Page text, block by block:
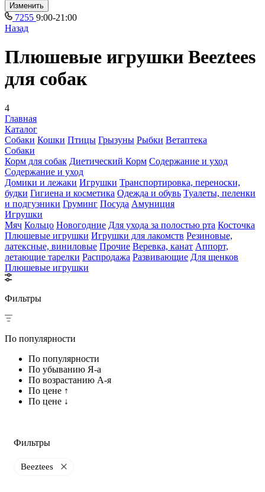
Изменить
7255 9:00-21:00
Назад
Плюшевые игрушки Beeztees
для собак
4
Главная
Каталог
Собаки Кошки Птицы Грызуны Рыбки Ветаптека
Собаки
Корм для собак Диетический Корм Содержание и уход
Содержание и уход
Домики и лежаки Игрушки Транспортировка, переноски,
будки Гигиена и косметика Одежда и обувь Туалеты, пеленки
и подгузники Груминг Посуда Амуниция
Игрушки
Мяч Кольцо Новогодние Для ухода за полостью рта Косточка
Плюшевые игрушки Игрушки для лакомств Резиновые,
латексные, виниловые Прочие Веревка, канат Аппорт,
летающие тарелки Распродажа Развивающие Для щенков
Плюшевые игрушки
Фильтры
По популярности
По популярности
По убыванию Я-а
По возрастанию А-я
По цене ↑
По цене ↓
Фильтры
Beeztees